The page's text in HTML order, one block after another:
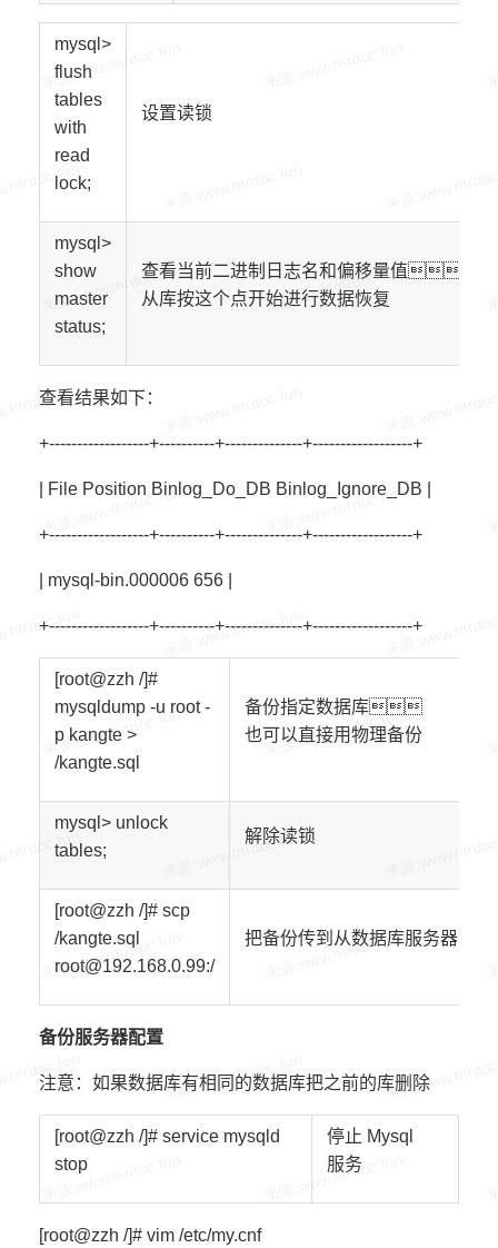
mysql>
flush
tables
with
read
lock;
设置读锁
mysql>
show
master
status;
查看当前二进制日志名和偏移量值
从库按这个点开始进行数据恢复
查看结果如下：
+------------------+----------+--------------+------------------+
| File Position Binlog_Do_DB Binlog_Ignore_DB |
+------------------+----------+--------------+------------------+
| mysql-bin.000006 656 |
+------------------+----------+--------------+------------------+
[root@zzh /]#
mysqldump -u root-
p kangte >
/kangte.sql
备份指定数据库
也可以直接用物理备份
mysql> unlock
tables;
解除读锁
[root@zzh /]# scp
/kangte.sql
root@192.168.0.99:/
把备份传到从数据库服务器
备份服务器配置
注意：如果数据库有相同的数据库把之前的库删除
[root@zzh /]# service mysqld
stop
停止 Mysql
服务
[root@zzh /]# vim /etc/my.cnf